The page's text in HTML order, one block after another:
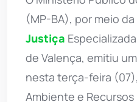
(MP-BA), por meio
Justiça
de Valença, emitiu
nesta terça-feira
Ambiente e